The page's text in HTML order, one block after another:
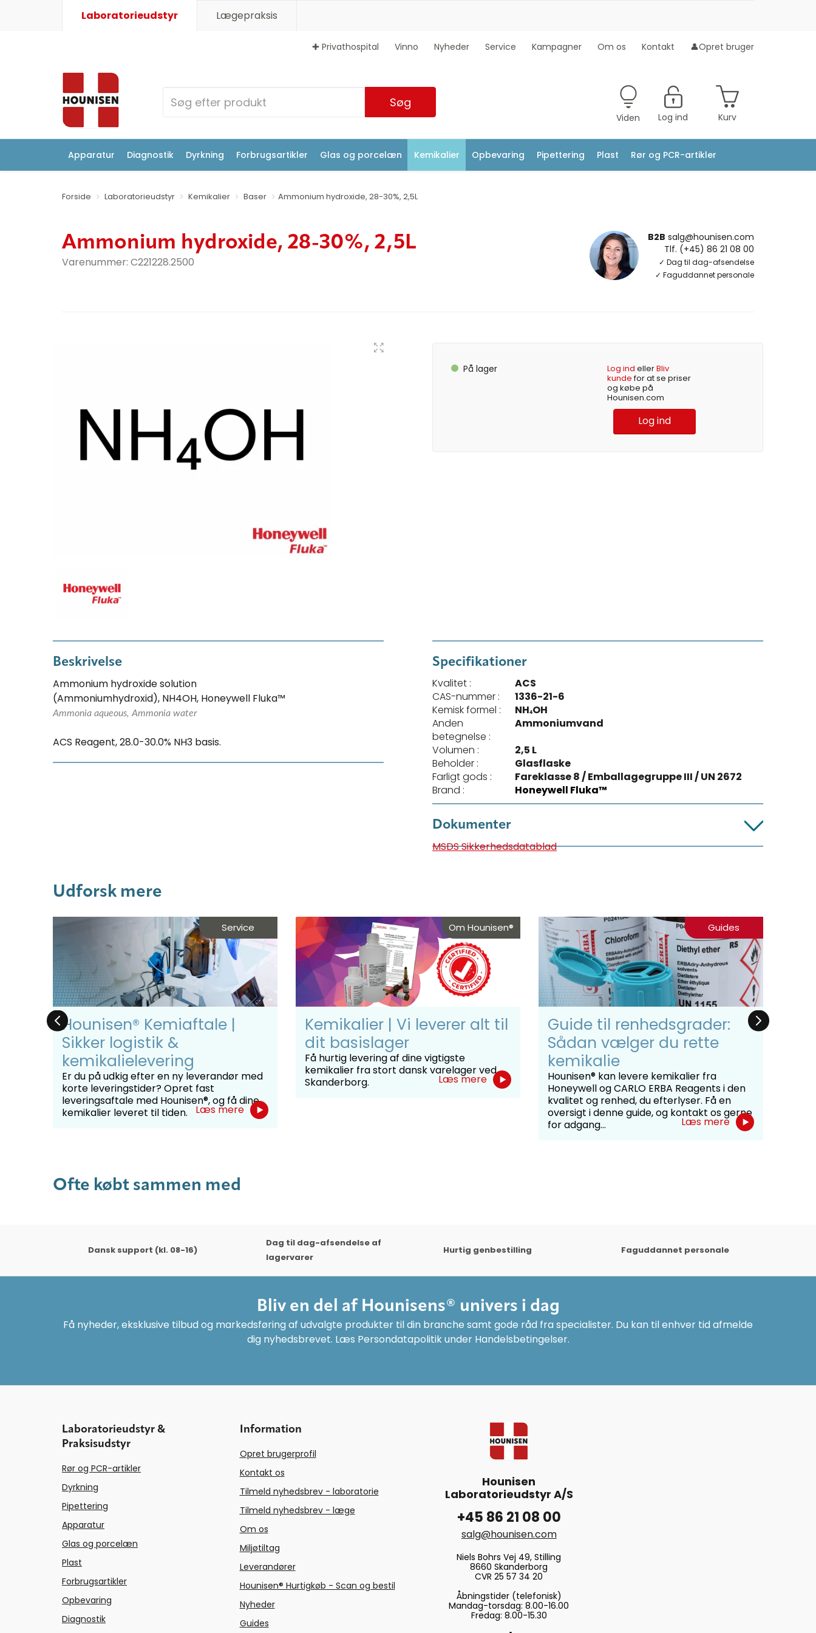
Laboratorieudstyr Lægepraksis
✚ Privathospital Vinno Nyheder Service Kampagner Om os Kontakt 👤Opret bruger
Søg
Viden Log ind Kurv
Apparatur Diagnostik Dyrkning Forbrugsartikler Glas og porcelæn Kemikalier Opbevaring Pipettering Plast Rør og PCR-artikler
Forside Laboratorieudstyr Kemikalier Baser Ammonium hydroxide, 28-30%, 2,5L
Ammonium hydroxide, 28-30%, 2,5L
Varenummer: C221228.2500
B2B salg@hounisen.com
Tlf. (+45) 86 21 08 00
✓ Dag til dag-afsendelse
✓ Faguddannet personale
På lager Log ind ellerBliv
kundefor at se priser
og købe på
Hounisen.com
Log ind
Beskrivelse
Ammonium hydroxide solution
(Ammoniumhydroxid), NH4OH, Honeywell Fluka™
Ammonia aqueous, Ammonia water
ACS Reagent, 28.0-30.0% NH3 basis.
Specifikationer
Kvalitet :
ACS
CAS-nummer :
1336-21-6
Kemisk formel :
NH₄OH
Anden
betegnelse :
Ammoniumvand
Volumen :
2,5 L
Beholder :
Glasflaske
Farligt gods :
Fareklasse 8 / Emballagegruppe III / UN 2672
Brand :
Honeywell Fluka™
Dokumenter
MSDS Sikkerhedsdatablad
Udforsk mere
Service
Hounisen® Kemiaftale |
Sikker logistik &
kemikalielevering
Er du på udkig efter en ny leverandør med
korte leveringstider? Opret fast
leveringsaftale med Hounisen®, og få dine
kemikalier leveret til tiden.
Læs mere
Om Hounisen®
Kemikalier | Vi leverer alt til
dit basislager
Få hurtig levering af dine vigtigste
kemikalier fra stort dansk varelager ved
Skanderborg.
Læs mere
Guides
Guide til renhedsgrader:
Sådan vælger du rette
kemikalie
Hounisen® kan levere kemikalier fra
Honeywell og CARLO ERBA Reagents i den
kvalitet og renhed, du efterlyser. Få en
oversigt i denne guide, og kontakt os gerne
for adgang...
Læs mere
Ofte købt sammen med
Dansk support (kl. 08-16)
Dag til dag-afsendelse af
lagervarer
Hurtig genbestilling Faguddannet personale
Bliv en del af Hounisens® univers i dag
Få nyheder, eksklusive tilbud og markedsføring af udvalgte produkter til din branche samt gode råd fra specialister. Du kan til enhver tid afmelde
dig nyhedsbrevet. Læs Persondatapolitik under Handelsbetingelser.
Laboratorieudstyr &
Praksisudstyr
Rør og PCR-artikler
Dyrkning
Pipettering
Apparatur
Glas og porcelæn
Plast
Forbrugsartikler
Opbevaring
Diagnostik
Information
Opret brugerprofil
Kontakt os
Tilmeld nyhedsbrev - laboratorie
Tilmeld nyhedsbrev - læge
Om os
Miljøtiltag
Leverandører
Hounisen® Hurtigkøb - Scan og bestil
Nyheder
Guides
Hounisen
Laboratorieudstyr A/S
+45 86 21 08 00
salg@hounisen.com
Niels Bohrs Vej 49, Stilling
8660 Skanderborg
CVR 25 57 34 20
Åbningstider (telefonisk)
Mandag-torsdag: 8.00-16.00
Fredag: 8.00-15.30